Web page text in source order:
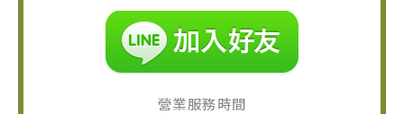
營業服務時間